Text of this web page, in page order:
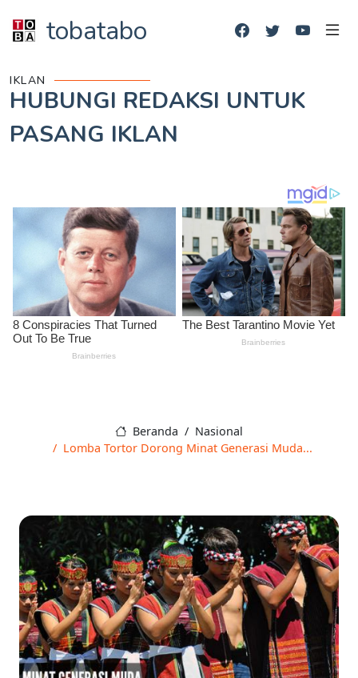
tobatabo
IKLAN
HUBUNGI REDAKSI UNTUK
PASANG IKLAN
Beranda
Nasional
Lomba Tortor Dorong Minat Generasi Muda...